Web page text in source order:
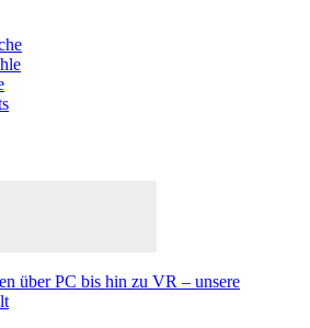
über PC bis hin zu VR – unsere